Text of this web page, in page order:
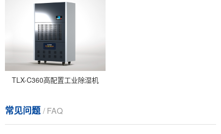
TLX-C360高配置工业除湿机
常见问题/ FAQ